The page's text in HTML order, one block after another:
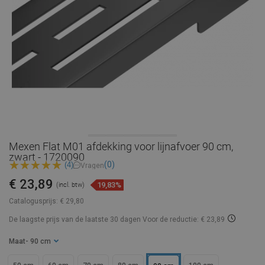
Mexen Flat M01 afdekking voor lijnafvoer 90 cm,
zwart - 1720090
(4) Vragen(0)
Catalogusprijs: € 29,80
€ 23,89 (incl. btw) 19,83%
De laagste prijs van de laatste 30 dagen Voor de reductie: € 23,89
Maat - 90 cm